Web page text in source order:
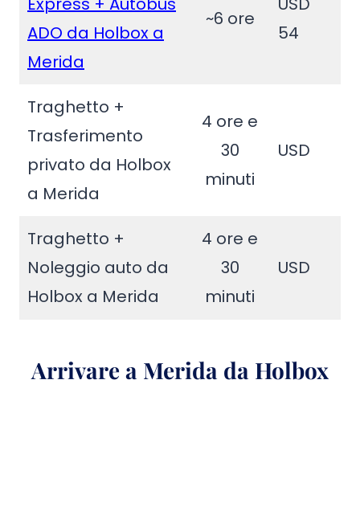
ADO da Holbox a
Merida
~6 ore
54
Traghetto +
Trasferimento
privato da Holbox
a Merida
4 ore e
30
minuti
USD
Traghetto +
Noleggio auto da
Holbox a Merida
4 ore e
30
minuti
USD
Arrivare a Merida da Holbox